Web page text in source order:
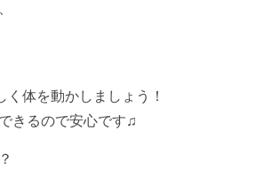
体を動かしましょう！
きるので安心です♫